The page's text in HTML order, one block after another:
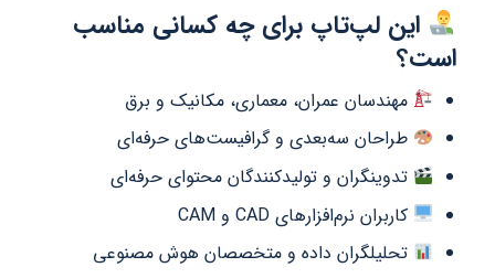
این لپ‌تاپ برای چه کسانی مناسب
است؟
مهندسان عمران، معماری، مکانیک و برق
طراحان سه‌بعدی و گرافیست‌های حرفه‌ای
تدوینگران و تولیدکنندگان محتوای حرفه‌ای
کاربران نرم‌افزارهای CAD و CAM
تحلیلگران داده و متخصصان هوش مصنوعی